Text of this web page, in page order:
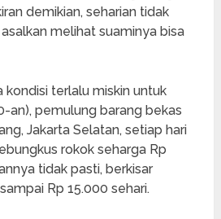
demikian, seharian tidak
melihat suaminya bisa
kondisi terlalu miskin untuk
an), pemulung barang bekas
Jakarta Selatan, setiap hari
rokok seharga Rp
tidak pasti, berkisar
Rp 15.000 sehari.